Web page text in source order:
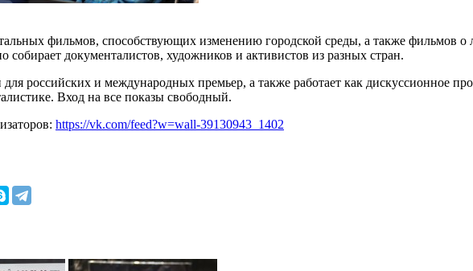
фильмов, способствующих изменению городской среды, а также фильмов о
документалистов, художников и активистов из разных стран.
российских и международных премьер, а также работает как дискуссионное
Вход на все показы свободный.
https://vk.com/feed?w=wall-39130943_1402